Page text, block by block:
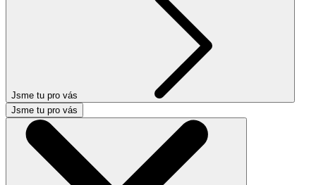
Jsme tu pro vás
Jsme tu pro vás